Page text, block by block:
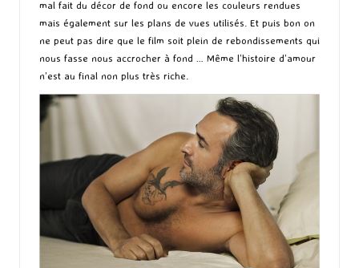
mal fait du décor de fond ou encore les couleurs rendues
mais également sur les plans de vues utilisés. Et puis bon on
ne peut pas dire que le film soit plein de rebondissements qui
nous fasse nous accrocher à fond … Même l’histoire d’amour
n’est au final non plus très riche.